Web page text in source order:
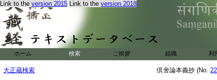
Link to the version 2015 Link to the version 2018
ホーム 検索 ご挨拶 組織 利
大正蔵検索 倶舍論本義抄 (No.
彼論疏之次或訪明
心初學之慧解聊記
之輩必□其謬不顧
一部抄出之深志冥
三會下生之曉開慧
6